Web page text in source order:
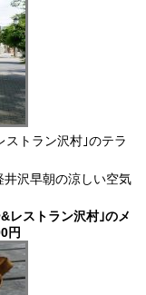
ストラン沢村｣のテラ
沢早朝の涼しい空気
レストラン沢村｣のメ
円